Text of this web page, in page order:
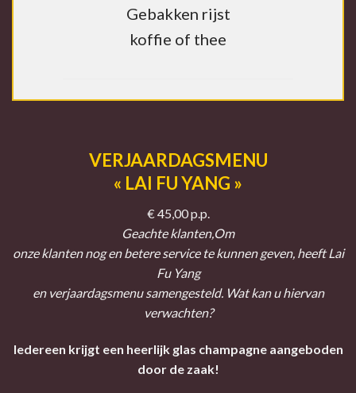
Gebakken rijst
koffie of thee
VERJAARDAGSMENU
« LAI FU YANG »
€ 45,00 p.p.
Geachte klanten,Om
onze klanten nog en betere service te kunnen geven, heeft Lai
Fu Yang
en verjaardagsmenu samengesteld. Wat kan u hiervan
verwachten?
Iedereen krijgt een heerlijk glas champagne aangeboden
door de zaak!